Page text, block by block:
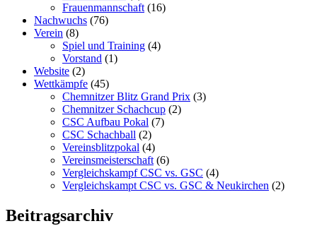
Frauenmannschaft (16)
Nachwuchs (76)
Verein (8)
Spiel und Training (4)
Vorstand (1)
Website (2)
Wettkämpfe (45)
Chemnitzer Blitz Grand Prix (3)
Chemnitzer Schachcup (2)
CSC Aufbau Pokal (7)
CSC Schachball (2)
Vereinsblitzpokal (4)
Vereinsmeisterschaft (6)
Vergleichskampf CSC vs. GSC (4)
Vergleichskampt CSC vs. GSC & Neukirchen (2)
Beitragsarchiv